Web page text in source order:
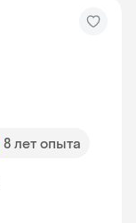
8 лет опыта